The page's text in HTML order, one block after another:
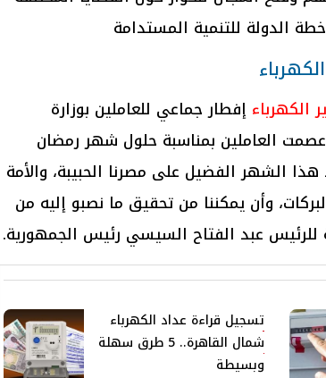
الدولة للتنمية المستدامة
الكهرباء إفطار جماعي للعاملين بوزارة
عصمت العاملين بمناسبة حلول شهر رمضان
الشهر الفضيل على مصرنا الحبيبة، والأمة
وأن يمكننا من تحقيق ما نصبو إليه من
للرئيس عبد الفتاح السيسي رئيس الجمهورية.
تسجيل قراءة عداد الكهرباء
شمال القاهرة.. 5 طرق سهلة
وبسيطة